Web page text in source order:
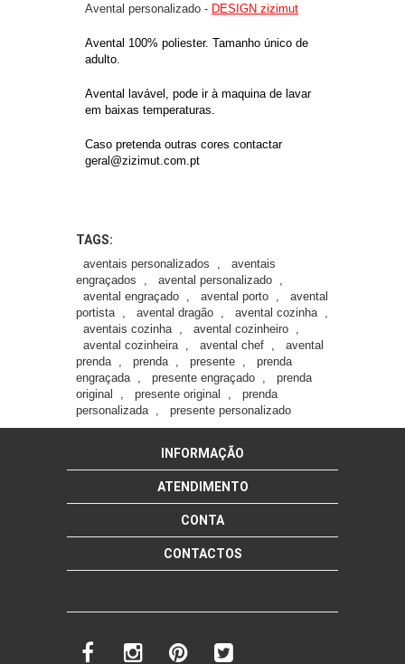
Avental personalizado - DESIGN zizimut
Avental 100% poliester. Tamanho único de
adulto.
Avental lavável, pode ir à maquina de lavar
em baixas temperaturas.
Caso pretenda outras cores contactar
geral@zizimut.com.pt
TAGS:
aventais personalizados
aventais
engraçados
avental personalizado
avental engraçado
avental porto
avental
portista
avental dragão avental cozinha
aventais cozinha
avental cozinheiro
avental cozinheira
avental chef
avental
prenda
prenda presente
prenda
engraçada
presente engraçado
prenda
original
presente original
prenda
personalizada
presente personalizado
INFORMAÇÃO
ATENDIMENTO
CONTA
CONTACTOS